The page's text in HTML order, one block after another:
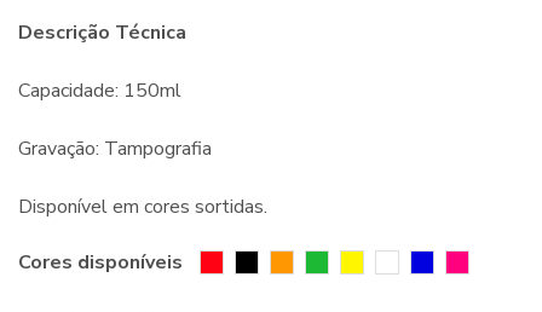
Descrição Técnica
Capacidade: 150ml
Gravação: Tampografia
Disponível em cores sortidas.
Cores disponíveis